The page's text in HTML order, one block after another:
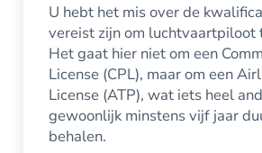
U hebt het mis over de
vereist zijn om luchtvaartpiloot
Het gaat hier niet om een
License (CPL), maar om een
License (ATP), wat iets heel
gewoonlijk minstens vijf jaar
behalen.